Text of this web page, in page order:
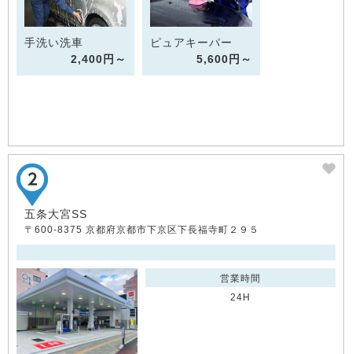
手洗い洗車
2,400円～
ピュアキーパー
5,600円～
五条大宮SS
〒600-8375 京都府京都市下京区下長福寺町２９５
営業時間
24H